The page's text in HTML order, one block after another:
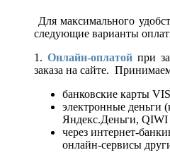
Для максимального
следующие варианты
1. Онлайн-оплатой при
заказа на сайте.
банковские карты
электронные деньги
Яндекс.Деньги,
через интернет-
онлайн-сервисы